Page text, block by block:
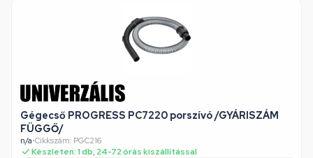
Gégecső PROGRESS PC7220 porszívó /GYÁRISZÁM
FÜGGŐ/
n/a•Cikkszám: PGC216
Készleten: 1 db, 24-72 órás kiszállítással